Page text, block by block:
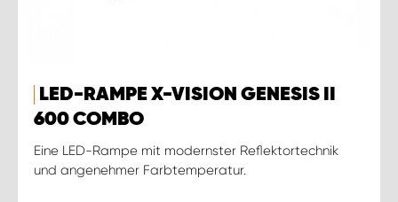
LED-RAMPE X-VISION GENESIS II
600 COMBO
Eine LED-Rampe mit modernster Reflektortechnik
und angenehmer Farbtemperatur.